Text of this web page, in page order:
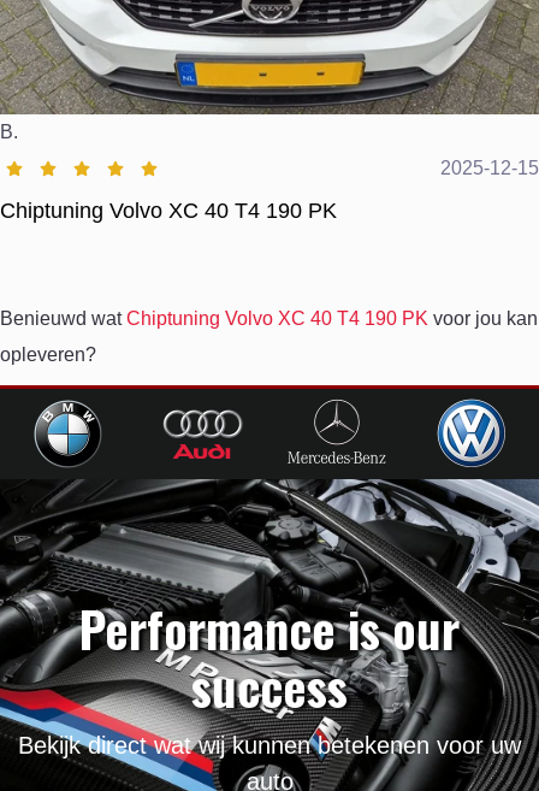
B.
2025-12-15
Chiptuning Volvo XC 40 T4 190 PK
Benieuwd watChiptuning Volvo XC 40 T4 190 PK voor jou kan
opleveren?
Performance is our
success
Bekijk direct wat wij kunnen betekenen voor uw
auto